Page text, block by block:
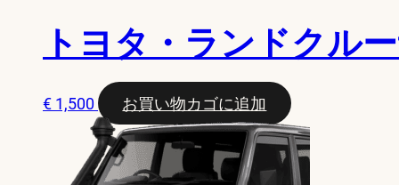
トヨタ・ランドクル
€ 1,500 お買い物カゴに追加